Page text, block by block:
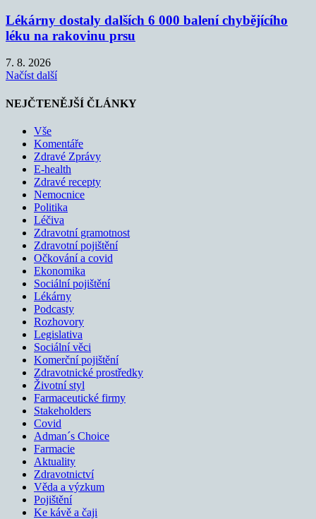
Lékárny dostaly dalších 6 000 balení chybějícího
léku na rakovinu prsu
7. 8. 2026
Načíst další
NEJČTENĚJŠÍ ČLÁNKY
Vše
Komentáře
Zdravé Zprávy
E-health
Zdravé recepty
Nemocnice
Politika
Léčiva
Zdravotní gramotnost
Zdravotní pojištění
Očkování a covid
Ekonomika
Sociální pojištění
Lékárny
Podcasty
Rozhovory
Legislativa
Sociální věci
Komerční pojištění
Zdravotnické prostředky
Životní styl
Farmaceutické firmy
Stakeholders
Covid
Adman´s Choice
Farmacie
Aktuality
Zdravotnictví
Věda a výzkum
Pojištění
Ke kávě a čaji